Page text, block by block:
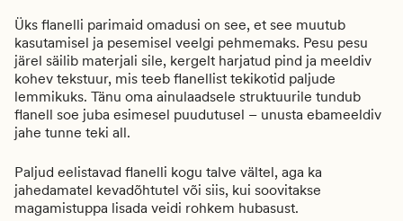
Üks flanelli parimaid omadusi on see, et see muutub
kasutamisel ja pesemisel veelgi pehmemaks. Pesu pesu
järel säilib materjali sile, kergelt harjatud pind ja meeldiv
kohev tekstuur, mis teeb flanellist tekikotid paljude
lemmikuks. Tänu oma ainulaadsele struktuurile tundub
flanell soe juba esimesel puudutusel – unusta ebameeldiv
jahe tunne teki all.
Paljud eelistavad flanelli kogu talve vältel, aga ka
jahedamatel kevadõhtutel või siis, kui soovitakse
magamistuppa lisada veidi rohkem hubasust.